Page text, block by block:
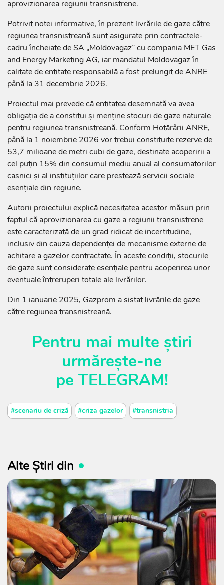
aprovizionarea regiunii transnistrene.
Potrivit notei informative, în prezent livrările de gaze către
regiunea transnistreană sunt asigurate prin contractele-
cadru încheiate de SA „Moldovagaz” cu compania MET Gas
and Energy Marketing AG, iar mandatul Moldovagaz în
calitate de entitate responsabilă a fost prelungit de ANRE
până la 31 decembrie 2026.
Proiectul mai prevede că entitatea desemnată va avea
obligația de a constitui și menține stocuri de gaze naturale
pentru regiunea transnistreană. Conform Hotărârii ANRE,
până la 1 noiembrie 2026 vor trebui constituite rezerve de
53,7 milioane de metri cubi de gaze, destinate acoperirii a
cel puțin 15% din consumul mediu anual al consumatorilor
casnici și al instituțiilor care prestează servicii sociale
esențiale din regiune.
Autorii proiectului explică necesitatea acestor măsuri prin
faptul că aprovizionarea cu gaze a regiunii transnistrene
este caracterizată de un grad ridicat de incertitudine,
inclusiv din cauza dependenței de mecanisme externe de
achitare a gazelor contractate. În aceste condiții, stocurile
de gaze sunt considerate esențiale pentru acoperirea unor
eventuale întreruperi totale ale livrărilor.
Din 1 ianuarie 2025, Gazprom a sistat livrările de gaze
către regiunea transnistreană.
Pentru mai multe știri
urmărește-ne
pe TELEGRAM!
#scenariu de criză #criza gazelor #transnistria
Alte Știri din